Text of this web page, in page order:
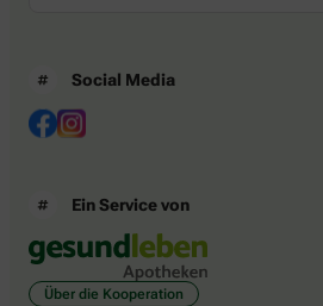
Social Media
Ein Service von
Über die Kooperation